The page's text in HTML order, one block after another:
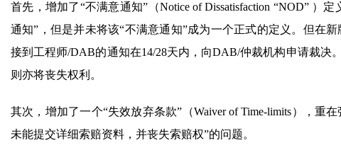
首先，增加了“不满意通知”（Notice of Dissatisfaction “NOD”
通知”，但是并未将该“不满意通知”成为一个正式的定义。但在
接到工程师/DAB的通知在14/28天内，向DAB/仲裁机构申请裁
则亦将丧失权利。
其次，增加了一个“失效放弃条款”（Waiver of Time-limits），重
未能提交详细索赔资料，并丧失索赔权”的问题。